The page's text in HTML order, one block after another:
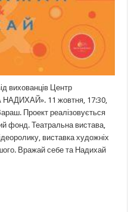
вихованців Центр
НАДИХАЙ». 11 жовтня, 17:30,
Проект реалізовується
фонд. Театральна вистава,
виставка художніх
Вражай себе та Надихай